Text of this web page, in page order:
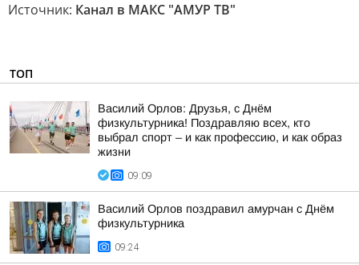
Источник: Канал в МАКС "АМУР ТВ"
ТОП
Василий Орлов: Друзья, с Днём
физкультурника! Поздравляю всех, кто
выбрал спорт – и как профессию, и как образ
жизни
09:09
Василий Орлов поздравил амурчан с Днём
физкультурника
09:24